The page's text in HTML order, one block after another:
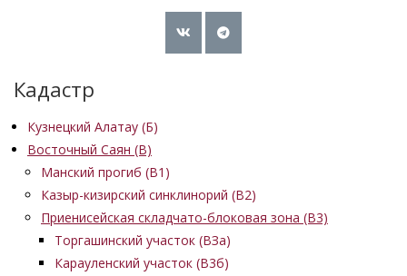
Кадастр
Кузнецкий Алатау (Б)
Восточный Саян (B)
Манский прогиб (B1)
Казыр-кизирский синклинорий (В2)
Приенисейская складчато-блоковая зона (В3)
Торгашинский участок (ВЗа)
Карауленский участок (В3б)